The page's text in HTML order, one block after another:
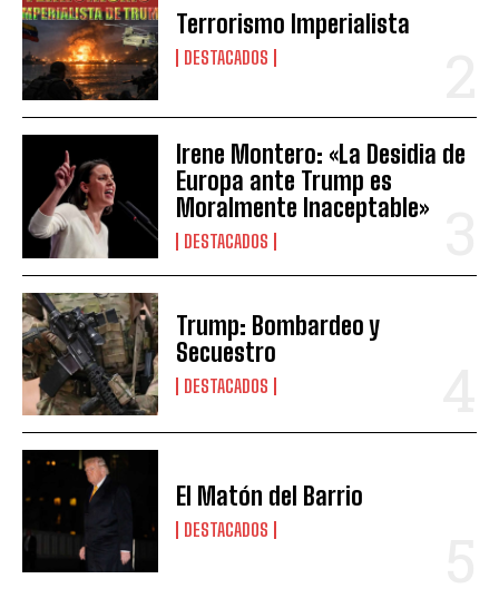
Terrorismo Imperialista
DESTACADOS
Irene Montero: «La Desidia de
Europa ante Trump es
Moralmente Inaceptable»
DESTACADOS
Trump: Bombardeo y
Secuestro
DESTACADOS
El Matón del Barrio
DESTACADOS